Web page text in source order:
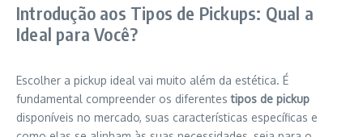
Introdução aos Tipos de Pickups: Qual a
Ideal para Você?
Escolher a pickup ideal vai muito além da estética. É
fundamental compreender os diferentestipos de pickup
disponíveis no mercado, suas características específicas e